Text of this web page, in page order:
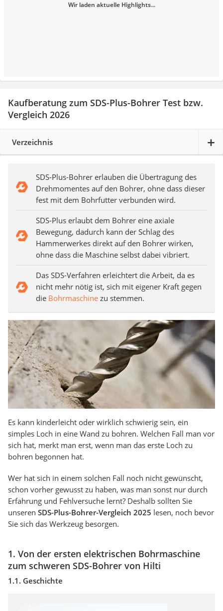
Wir laden aktuelle Highlights...
Kaufberatung zum SDS-Plus-Bohrer Test bzw.
Vergleich 2026
Verzeichnis
SDS-Plus-Bohrer erlauben die Übertragung des
Drehmomentes auf den Bohrer, ohne dass dieser
fest mit dem Bohrfutter verbunden wird.
SDS-Plus erlaubt dem Bohrer eine axiale
Bewegung, dadurch kann der Schlag des
Hammerwerkes direkt auf den Bohrer wirken,
ohne dass die Maschine selbst dabei vibriert.
Das SDS-Verfahren erleichtert die Arbeit, da es
nicht mehr nötig ist, sich mit eigener Kraft gegen
die Bohrmaschine zu stemmen.
Es kann kinderleicht oder wirklich schwierig sein, ein
simples Loch in eine Wand zu bohren. Welchen Fall man vor
sich hat, merkt man erst, wenn man das erste Loch zu
bohren begonnen hat.
Wer hat sich in einem solchen Fall noch nicht gewünscht,
schon vorher gewusst zu haben, was man sonst nur durch
Erfahrung und Fehlversuche lernt? Deshalb sollten Sie
unseren SDS-Plus-Bohrer-Vergleich 2025 lesen, noch bevor
Sie sich das Werkzeug besorgen.
1. Von der ersten elektrischen Bohrmaschine
zum schweren SDS-Bohrer von Hilti
1.1. Geschichte